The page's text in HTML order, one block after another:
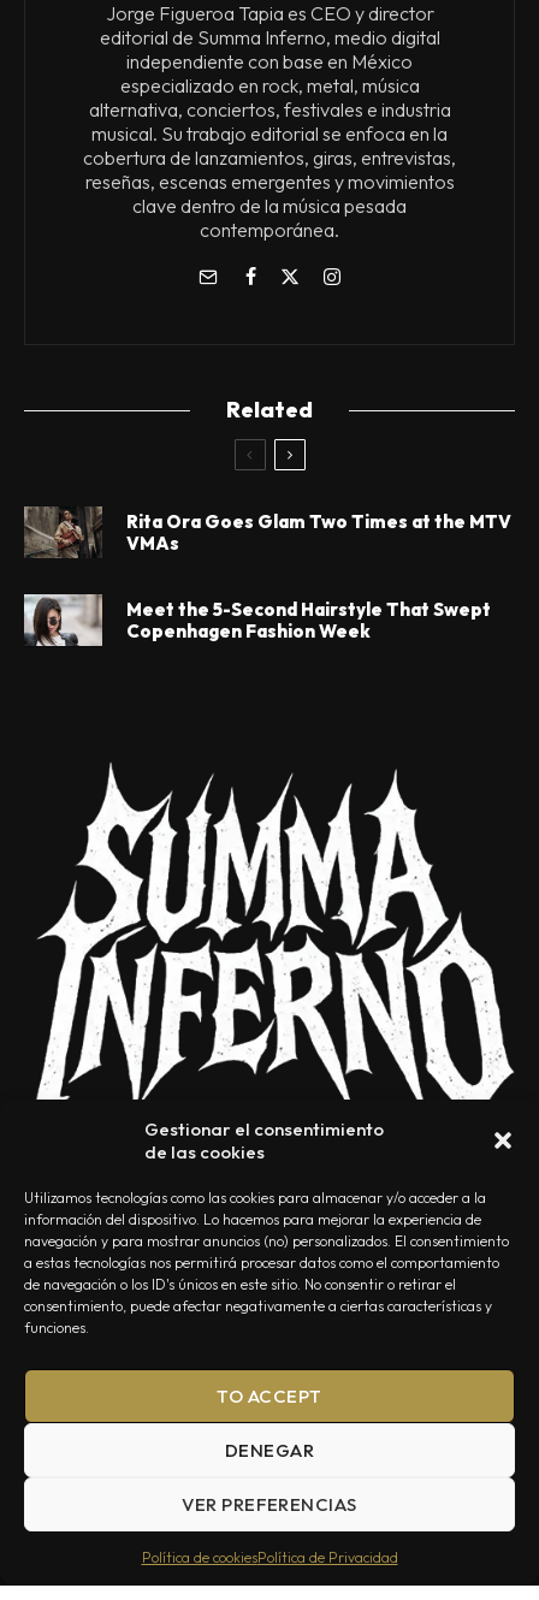
Gestionar el consentimiento
de las cookies
Utilizamos tecnologías como las cookies para almacenar y/o acceder a la
información del dispositivo. Lo hacemos para mejorar la experiencia de
navegación y para mostrar anuncios (no) personalizados. El consentimiento
a estas tecnologías nos permitirá procesar datos como el comportamiento
de navegación o los ID's únicos en este sitio. No consentir o retirar el
consentimiento, puede afectar negativamente a ciertas características y
funciones.
TO ACCEPT
DENEGAR
VER PREFERENCIAS
Política de cookiesPolítica de Privacidad
Jorge Figueroa Tapia es CEO y director
editorial de Summa Inferno, medio digital
independiente con base en México
especializado en rock, metal, música
alternativa, conciertos, festivales e industria
musical. Su trabajo editorial se enfoca en la
cobertura de lanzamientos, giras, entrevistas,
reseñas, escenas emergentes y movimientos
clave dentro de la música pesada
contemporánea.
Related
Rita Ora Goes Glam Two Times at the MTV
VMAs
Meet the 5-Second Hairstyle That Swept
Copenhagen Fashion Week
NOSOTROS CONTACTO EDITORIAL POLÍTICA DE PRIVACIDAD
Summa Inferno — Todos los Derechos Reservados © 2026